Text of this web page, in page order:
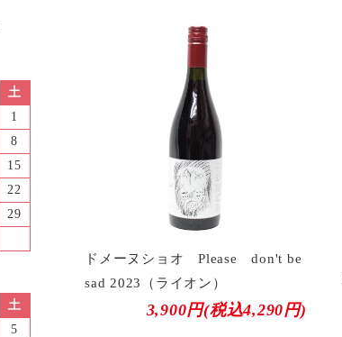
ドメーヌショオ Please don't be
sad 2023（ライオン）
3,900円(税込4,290円)
土
1
8
15
22
29
土
5